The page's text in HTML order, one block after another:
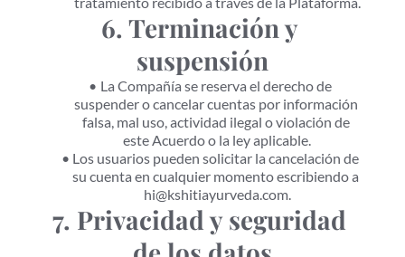
6. Terminación y
suspensión
La Compañía se reserva el derecho de
suspender o cancelar cuentas por información
falsa, mal uso, actividad ilegal o violación de
este Acuerdo o la ley aplicable.
Los usuarios pueden solicitar la cancelación de
su cuenta en cualquier momento escribiendo a
hi@kshitiayurveda.com.
7. Privacidad y seguridad